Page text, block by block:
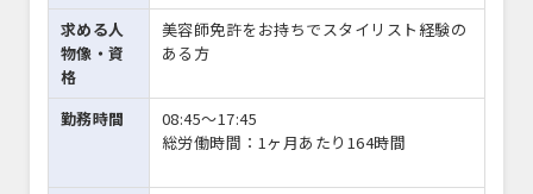
求める人
物像・資
格
美容師免許をお持ちでスタイリスト経験の
ある方
勤務時間
08:45〜17:45
総労働時間：1ヶ月あたり164時間